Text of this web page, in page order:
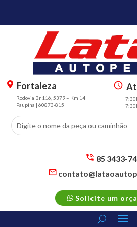
m
ar
Fortaleza
Rodovia Br 116, 5379 – Km 14
Paupina | 60873-815
t
3
sc
e
ul
e
ic
o
n
7:30h –
7:30h –
m
p
h
o
85 3433-
m
t2
m
Solicite um